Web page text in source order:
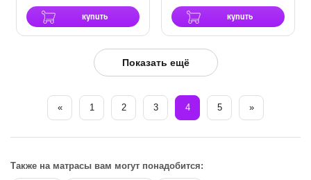
купить купить
Показать ещё
« 1 2 3 4 5 »
Также на матрасы вам могут понадобится: